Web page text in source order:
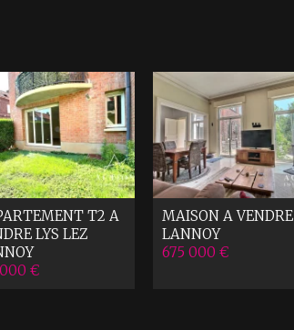
T2 A
LYS LEZ
000 €
MAISON A VENDRE
LANNOY
675 000 €